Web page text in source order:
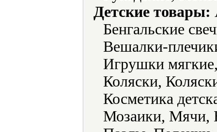
Детские товары:
Бенгальские
Вешалки-
Игрушки
Коляски,
Косметика
Мозаики, Мячи,